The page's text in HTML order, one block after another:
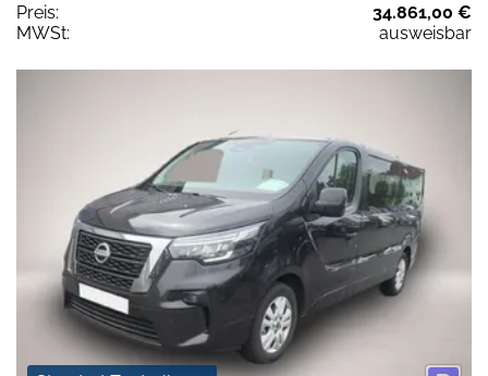
Preis:
34.861,00 €
MWSt:
ausweisbar